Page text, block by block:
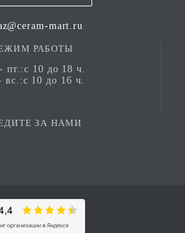
своих проектов.
mart.ru
РАБОТЫ
пт.:с 10 до 18 ч.
вс.:с 10 до 16 ч.
ЗА НАМИ